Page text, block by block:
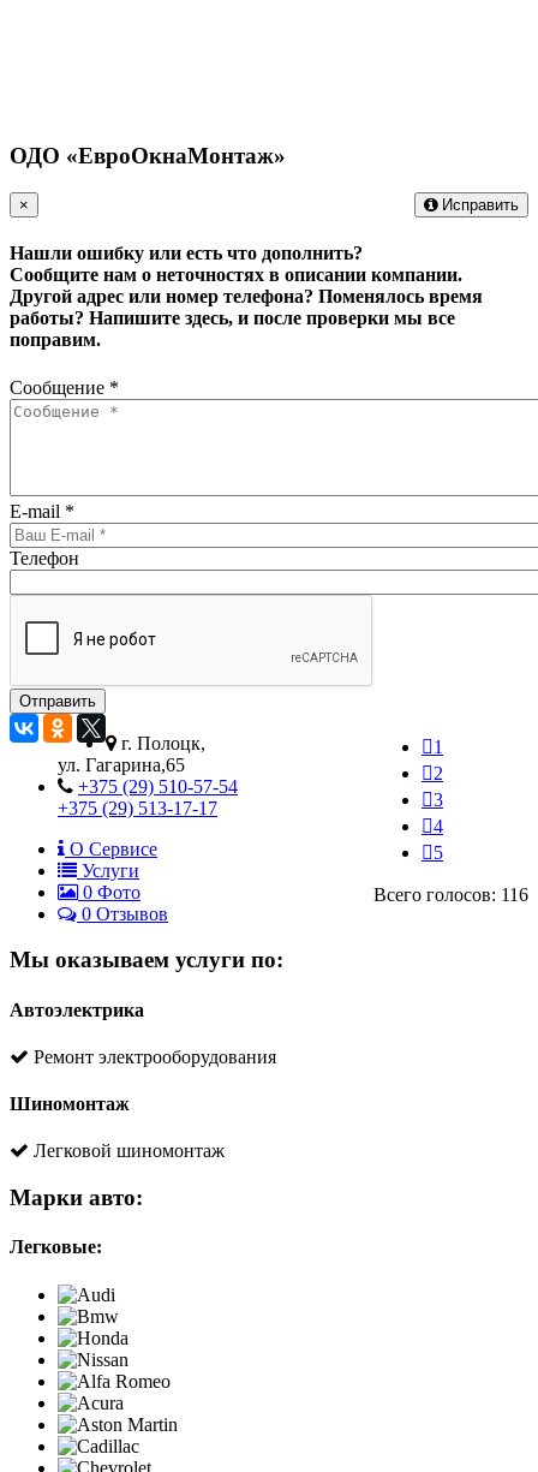
ОДО «ЕвроОкнаМонтаж»
Исправить
×
Нашли ошибку или есть что дополнить?
Сообщите нам о неточностях в описании компании.
Другой адрес или номер телефона? Поменялось время
работы? Напишите здесь, и после проверки мы все
поправим.
Сообщение *
E-mail *
Телефон
1
2
3
4
5
Всего голосов: 116
г. Полоцк,
ул. Гагарина,65
+375 (29) 510-57-54
+375 (29) 513-17-17
О Сервисе
Услуги
0 Фото
0 Отзывов
Мы оказываем услуги по:
Автоэлектрика
Ремонт электрооборудования
Шиномонтаж
Легковой шиномонтаж
Марки авто:
Легковые: